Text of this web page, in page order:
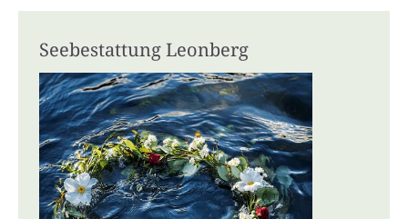
Seebestattung Leonberg